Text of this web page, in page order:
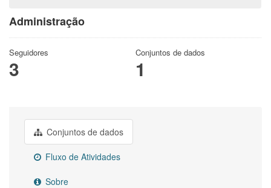
Administração
Seguidores
3
Conjuntos de dados
1
Conjuntos de dados
Fluxo de Atividades
Sobre